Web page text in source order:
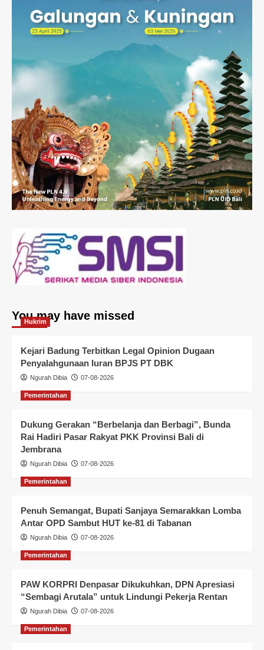
You may have missed
Hukrim
Kejari Badung Terbitkan Legal Opinion Dugaan
Penyalahgunaan Iuran BPJS PT DBK
Ngurah Dibia 07-08-2026
Pemerintahan
Dukung Gerakan “Berbelanja dan Berbagi”, Bunda
Rai Hadiri Pasar Rakyat PKK Provinsi Bali di
Jembrana
Ngurah Dibia 07-08-2026
Pemerintahan
Penuh Semangat, Bupati Sanjaya Semarakkan Lomba
Antar OPD Sambut HUT ke-81 di Tabanan
Ngurah Dibia 07-08-2026
Pemerintahan
PAW KORPRI Denpasar Dikukuhkan, DPN Apresiasi
“Sembagi Arutala” untuk Lindungi Pekerja Rentan
Ngurah Dibia 07-08-2026
Pemerintahan